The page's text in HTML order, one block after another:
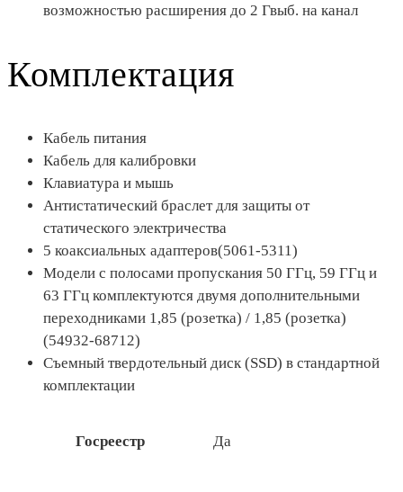
возможностью расширения до 2 Гвыб. на канал
Комплектация
Кабель питания
Кабель для калибровки
Клавиатура и мышь
Антистатический браслет для защиты от
статического электричества
5 коаксиальных адаптеров(5061-5311)
Модели с полосами пропускания 50 ГГц, 59 ГГц и
63 ГГц комплектуются двумя дополнительными
переходниками 1,85 (розетка) / 1,85 (розетка)
(54932-68712)
Съемный твердотельный диск (SSD) в стандартной
комплектации
Госреестр Да